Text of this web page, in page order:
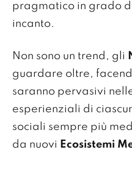
pragmatico in grado
incanto.
Non sono un trend, gli
guardare oltre,
saranno pervasivi
esperienziali di
sociali sempre più
da nuovi Ecosistemi